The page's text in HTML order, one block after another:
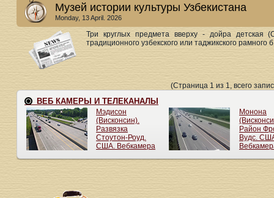
Музей истории культуры Узбекистана
Monday, 13 April. 2026
Три круглых предмета вверху - дойра детская
традиционного узбекского или таджикского рамного
(Страница 1 из 1, всего